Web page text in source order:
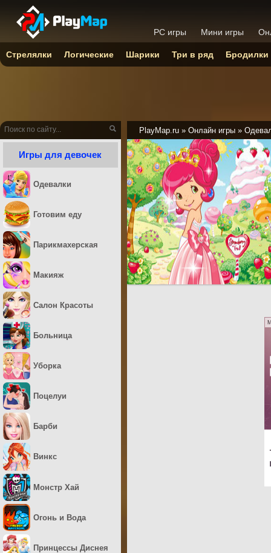
PlayMap.ru » Онлайн игры »
Игры для девочек
Одевалки
Готовим еду
Парикмахерская
Макияж
Салон Красоты
Больница
Уборка
Поцелуи
Барби
Винкс
Монстр Хай
Огонь и Вода
Принцессы Диснея
PC игры Мини игры
Стрелялки Логические Шарики Три в ряд Бродилки